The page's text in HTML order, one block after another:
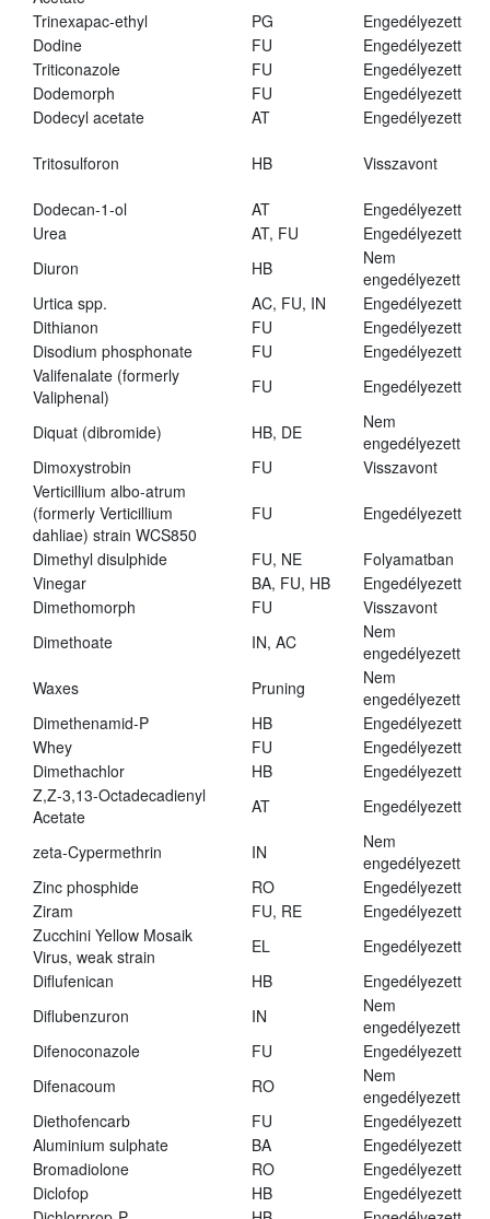
Trinexapac-ethyl
PG
Engedélyezett
Dodine
FU
Engedélyezett
Triticonazole
FU
Engedélyezett
Dodemorph
FU
Engedélyezett
Dodecyl acetate
AT Engedélyezett
Tritosulforon HB Visszavont
Dodecan-1-ol AT
Engedélyezett
Urea
AT, FU
Engedélyezett
Diuron
HB
Nem
engedélyezett
Urtica spp.
AC, FU, IN
Engedélyezett
Dithianon
FU
Engedélyezett
Disodium phosphonate
FU
Engedélyezett
Valifenalate (formerly
Valiphenal)
FU Engedélyezett
Diquat (dibromide) HB, DE
Nem
engedélyezett
Dimoxystrobin
FU
Visszavont
Verticillium albo-atrum
(formerly Verticillium
dahliae) strain WCS850
FU Engedélyezett
Dimethyl disulphide FU, NE
Folyamatban
Vinegar
BA, FU, HB
Engedélyezett
Dimethomorph
FU
Visszavont
Dimethoate
IN, AC
Nem
engedélyezett
Waxes
Pruning
Nem
engedélyezett
Dimethenamid-P
HB
Engedélyezett
Whey
FU
Engedélyezett
Dimethachlor
HB
Engedélyezett
Z,Z-3,13-Octadecadienyl
Acetate
AT Engedélyezett
zeta-Cypermethrin IN
Nem
engedélyezett
Zinc phosphide
RO
Engedélyezett
Ziram
FU, RE
Engedélyezett
Zucchini Yellow Mosaik
Virus, weak strain
EL
Engedélyezett
Diflufenican
HB
Engedélyezett
Diflubenzuron
IN
Nem
engedélyezett
Difenoconazole
FU
Engedélyezett
Difenacoum
RO
Nem
engedélyezett
Diethofencarb
FU
Engedélyezett
Aluminium sulphate
BA
Engedélyezett
Bromadiolone
RO
Engedélyezett
Diclofop
HB
Engedélyezett